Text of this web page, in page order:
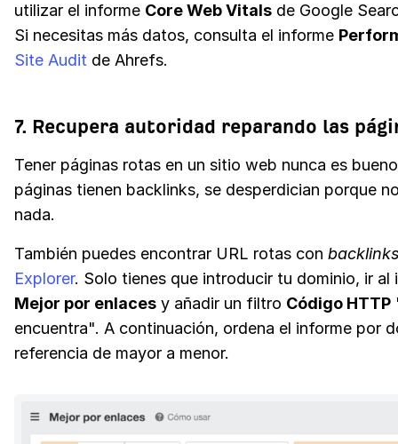
utilizar el informe Core Web Vitals de Google
Si necesitas más datos, consulta el informe
Site Audit de Ahrefs.
7. Recupera autoridad reparando las
Tener páginas rotas en un sitio web nunca es
páginas tienen backlinks, se desperdician porque
nada.
También puedes encontrar URL rotas con
Explorer. Solo tienes que introducir tu dominio, ir al
Mejor por enlaces y añadir un filtro Código HTTP
encuentra". A continuación, ordena el informe por
referencia de mayor a menor.